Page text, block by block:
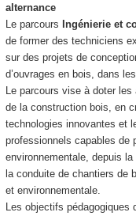
alternance
Le parcours Ingénierie et
de former des techniciens
sur des projets de
d’ouvrages en bois, dans
Le parcours vise à doter
de la construction bois, en
technologies innovantes et
professionnels capables de
environnementale, depuis la
la conduite de chantiers de
et environnementale.
Les objectifs